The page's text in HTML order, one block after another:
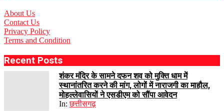
About Us
Contact Us
Privacy Policy
Terms and Condition
Recent Posts
शंकर मंदिर के सामने दफन शव को मुक्ति धाम में
स्थानांतरित करने की मांग, लोगों में नाराजगी का माहौल,
मोहल्लेवासियों ने एसडीएम को सौंपा आवेदन
In: छत्तीसगढ़